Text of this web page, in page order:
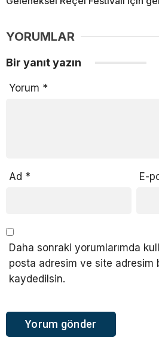
YORUMLAR
Bir yanıt yazın
Yorum *
Ad * E-
Daha sonraki yorumlarımda
posta adresim ve site adresim
kaydedilsin.